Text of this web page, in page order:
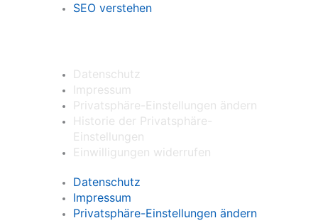
SEO verstehen
Datenschutz
Impressum
Privatsphäre-Einstellungen ändern
Historie der Privatsphäre-
Einstellungen
Einwilligungen widerrufen
Datenschutz
Impressum
Privatsphäre-Einstellungen ändern